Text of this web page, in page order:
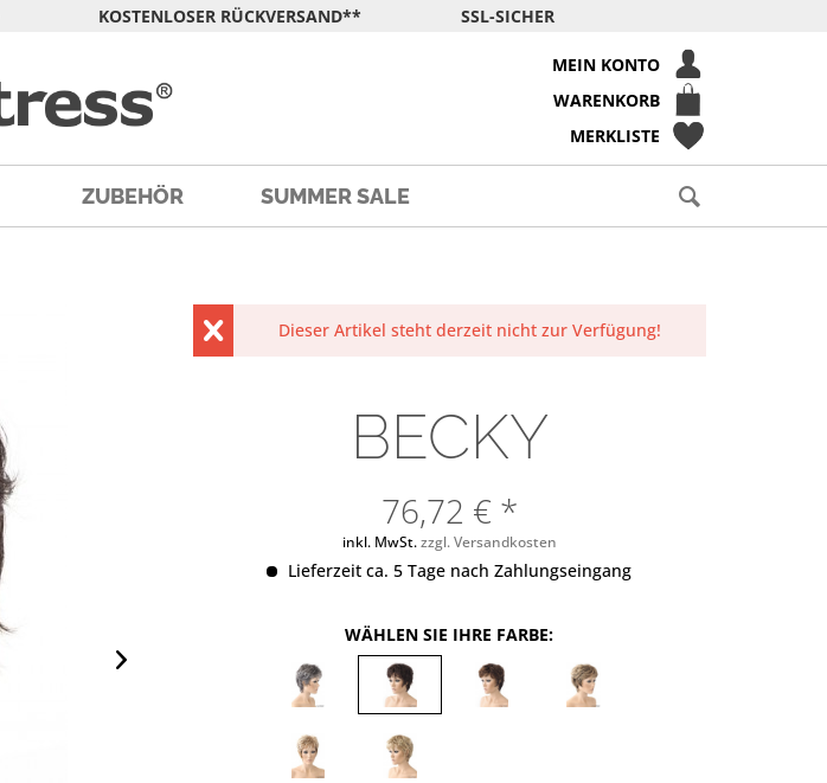
KOSTENLOSER RÜCKVERSAND** SSL-SICHER
MEIN KONTO
WARENKORB
MERKLISTE
ZUBEHÖR SUMMER SALE
Dieser Artikel steht derzeit nicht zur Verfügung!
BECKY
76,72 € *
inkl. MwSt.zzgl. Versandkosten
Lieferzeit ca. 5 Tage nach Zahlungseingang
WÄHLEN SIE IHRE FARBE: